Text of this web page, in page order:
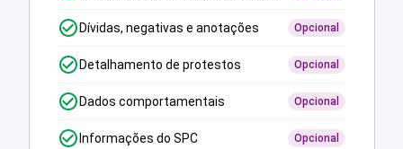
Dívidas, negativas e anotações Opcional
Detalhamento de protestos Opcional
Dados comportamentais Opcional
Informações do SPC Opcional